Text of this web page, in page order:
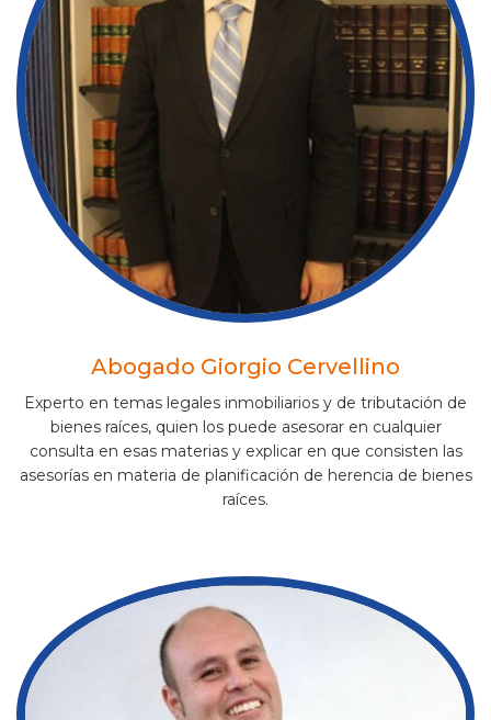
Abogado Giorgio Cervellino
Experto en temas legales inmobiliarios y de tributación de
bienes raíces, quien los puede asesorar en cualquier
consulta en esas materias y explicar en que consisten las
asesorías en materia de planificación de herencia de bienes
raíces.